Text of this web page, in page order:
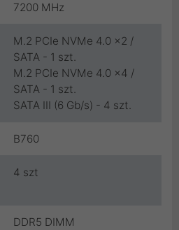
7200 MHz
M.2 PCIe NVMe 4.0 x2 /
SATA - 1 szt.
M.2 PCIe NVMe 4.0 x4 /
SATA - 1 szt.
SATA III (6 Gb/s) - 4 szt.
B760
4 szt
DDR5 DIMM